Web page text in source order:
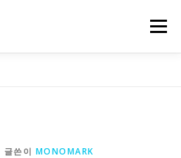
메뉴
글쓴이 MONOMARK